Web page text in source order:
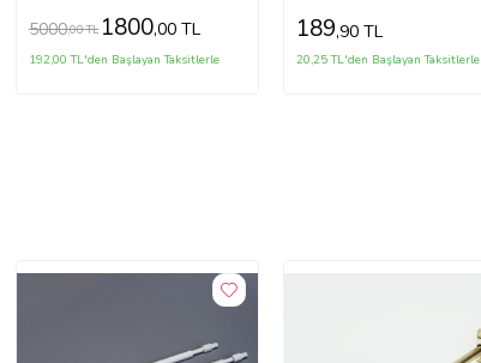
5000,00 TL 1800,00 TL
192,00 TL'den Başlayan Taksitlerle
189,90 TL
20,25 TL'den Başlayan Taksitlerle